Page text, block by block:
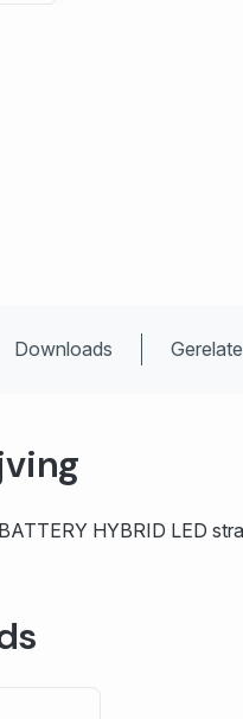
Downloads
HYBRID LED